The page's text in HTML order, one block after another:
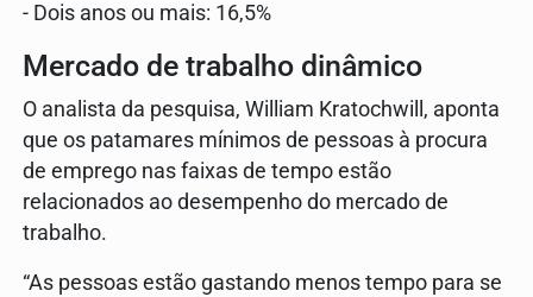
- Dois anos ou mais: 16,5%
Mercado de trabalho dinâmico
O analista da pesquisa, William Kratochwill, aponta
que os patamares mínimos de pessoas à procura
de emprego nas faixas de tempo estão
relacionados ao desempenho do mercado de
trabalho.
“As pessoas estão gastando menos tempo para se